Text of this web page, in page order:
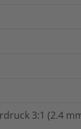
3:1 (2.4